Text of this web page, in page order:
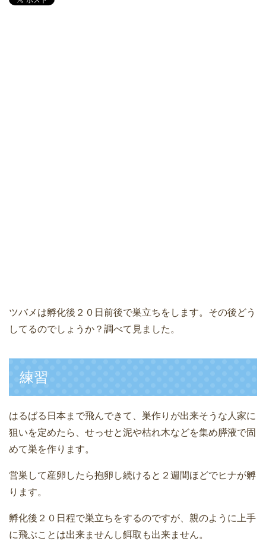
ツバメは孵化後２０日前後で巣立ちをします。その後どう
してるのでしょうか？調べて見ました。
練習
はるばる日本まで飛んできて、巣作りが出来そうな人家に
狙いを定めたら、せっせと泥や枯れ木などを集め膵液で固
めて巣を作ります。
営巣して産卵したら抱卵し続けると２週間ほどでヒナが孵
ります。
孵化後２０日程で巣立ちをするのですが、親のように上手
に飛ぶことは出来ませんし餌取も出来ません。